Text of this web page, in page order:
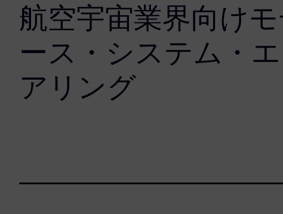
航空宇宙業界向け
ース・システム・
アリング